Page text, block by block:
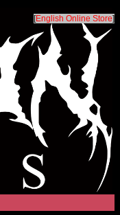
[English Online Store]